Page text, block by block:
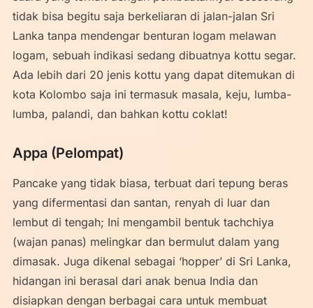
tidak bisa begitu saja berkeliaran di jalan-jalan Sri
Lanka tanpa mendengar benturan logam melawan
logam, sebuah indikasi sedang dibuatnya kottu segar.
Ada lebih dari 20 jenis kottu yang dapat ditemukan di
kota Kolombo saja ini termasuk masala, keju, lumba-
lumba, palandi, dan bahkan kottu coklat!
Appa (Pelompat)
Pancake yang tidak biasa, terbuat dari tepung beras
yang difermentasi dan santan, renyah di luar dan
lembut di tengah; Ini mengambil bentuk tachchiya
(wajan panas) melingkar dan bermulut dalam yang
dimasak. Juga dikenal sebagai ‘hopper’ di Sri Lanka,
hidangan ini berasal dari anak benua India dan
disiapkan dengan berbagai cara untuk membuat